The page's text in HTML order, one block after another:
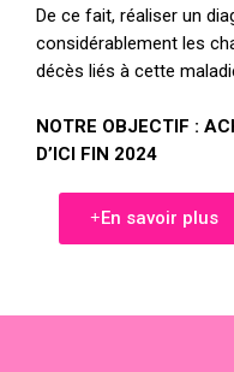
De ce fait, réaliser un
considérablement les
décès liés à cette
NOTRE OBJECTIF :
D’ICI FIN 2024
En savoir plus